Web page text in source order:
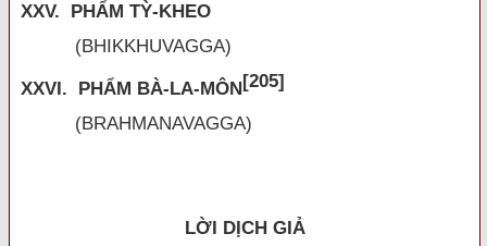
XXV. PHẨM TỲ-KHEO
(BHIKKHUVAGGA)
XXVI. PHẨM BÀ-LA-MÔN[205]
(BRAHMANAVAGGA)
LỜI DỊCH GIẢ